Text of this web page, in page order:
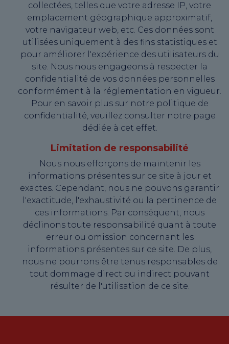
collectées, telles que votre adresse IP, votre
emplacement géographique approximatif,
votre navigateur web, etc. Ces données sont
utilisées uniquement à des fins statistiques et
pour améliorer l'expérience des utilisateurs du
site. Nous nous engageons à respecter la
confidentialité de vos données personnelles
conformément à la réglementation en vigueur.
Pour en savoir plus sur notre politique de
confidentialité, veuillez consulter notre page
dédiée à cet effet.
Limitation de responsabilité
Nous nous efforçons de maintenir les
informations présentes sur ce site à jour et
exactes. Cependant, nous ne pouvons garantir
l'exactitude, l'exhaustivité ou la pertinence de
ces informations. Par conséquent, nous
déclinons toute responsabilité quant à toute
erreur ou omission concernant les
informations présentes sur ce site. De plus,
nous ne pourrons être tenus responsables de
tout dommage direct ou indirect pouvant
résulter de l'utilisation de ce site.